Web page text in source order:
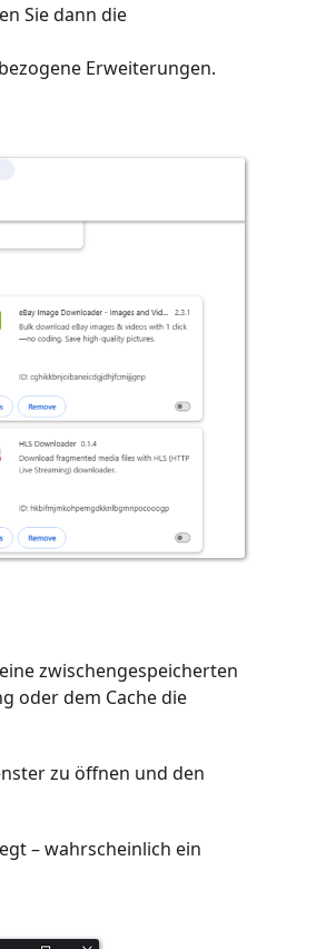
Sie dann die
Erweiterungen.
zwischengespeicherten
oder dem Cache die
zu öffnen und den
– wahrscheinlich ein